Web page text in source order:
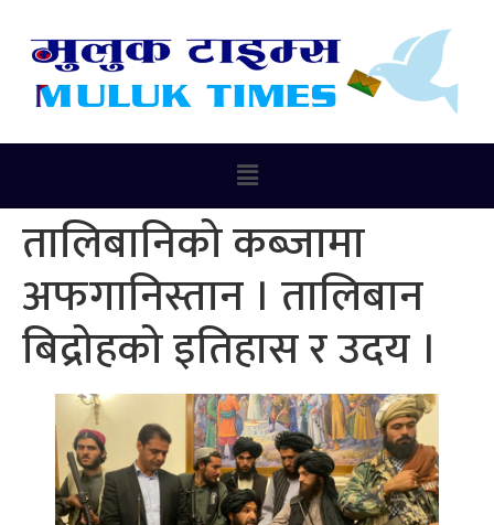
तालिबानिको कब्जामा
अफगानिस्तान । तालिबान
बिद्रोहको इतिहास र उदय ।